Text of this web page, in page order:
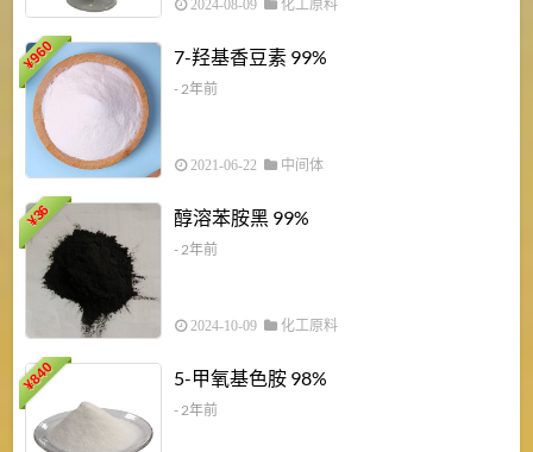
2024-08-09 化工原料
¥
960 7-羟基香豆素 99%
- 2年前
2021-06-22 中间体
¥
36 醇溶苯胺黑 99%
- 2年前
2024-10-09 化工原料
¥
840 5-甲氧基色胺 98%
- 2年前